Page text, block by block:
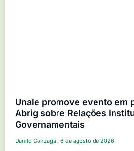
Unale promove evento em
Abrig sobre Relações
Governamentais
Danilo Gonzaga 6 de agosto de 2026